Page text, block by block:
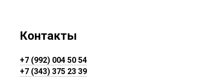
Контакты
+7 (992) 004 50 54
+7 (343) 375 23 39